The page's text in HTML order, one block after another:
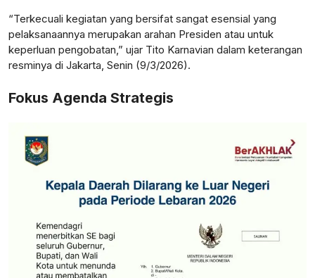
“Terkecuali kegiatan yang bersifat sangat esensial yang
pelaksanaannya merupakan arahan Presiden atau untuk
keperluan pengobatan,” ujar Tito Karnavian dalam keterangan
resminya di Jakarta, Senin (9/3/2026).
Fokus Agenda Strategis